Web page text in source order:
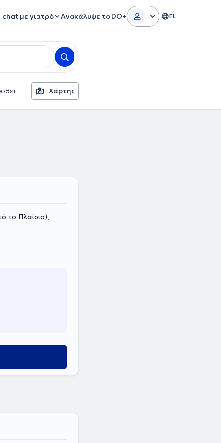
chat με γιατρό Ανακάλυψε το DO+ EL
φίλτρα Γλώσσες
Χάρτης
το Πλαίσιο),